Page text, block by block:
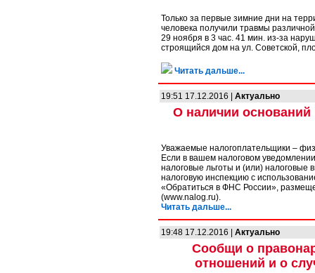
Только за первые зимние дни на
человека получили травмы
29 ноября в 3 час. 41 мин. из-за
строящийся дом на ул. Советской,
Читать дальше...
19:51 17.12.2016 | Актуально
О наличии оснований
Уважаемые налогоплательщики –
Если в вашем налоговом
налоговые льготы и (или)
налоговую инспекцию с
«Обратиться в ФНС России»,
(www.nalog.ru).
Читать дальше...
19:48 17.12.2016 | Актуально
Сообщи о
отношений и о